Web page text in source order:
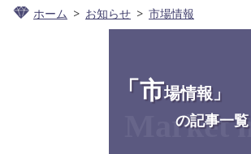
ホーム お知らせ 市場情報
「市場情報」
の記事一覧
Market n